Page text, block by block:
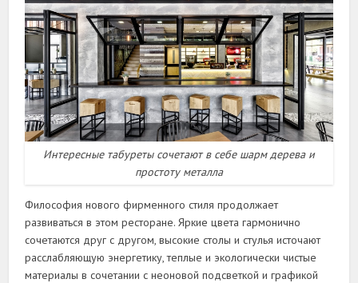
Интересные табуреты сочетают в себе шарм дерева и
простоту металла
Философия нового фирменного стиля продолжает
развиваться в этом ресторане. Яркие цвета гармонично
сочетаются друг с другом, высокие столы и стулья источают
расслабляющую энергетику, теплые и экологически чистые
материалы в сочетании с неоновой подсветкой и графикой